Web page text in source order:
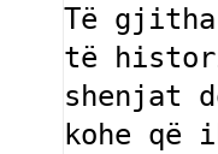
Të
të
shenjat
kohe që